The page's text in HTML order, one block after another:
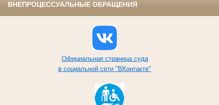
ВНЕПРОЦЕССУАЛЬНЫЕ ОБРАЩЕНИЯ
Официальная страница суда
в социальной сети "ВКонтакте"